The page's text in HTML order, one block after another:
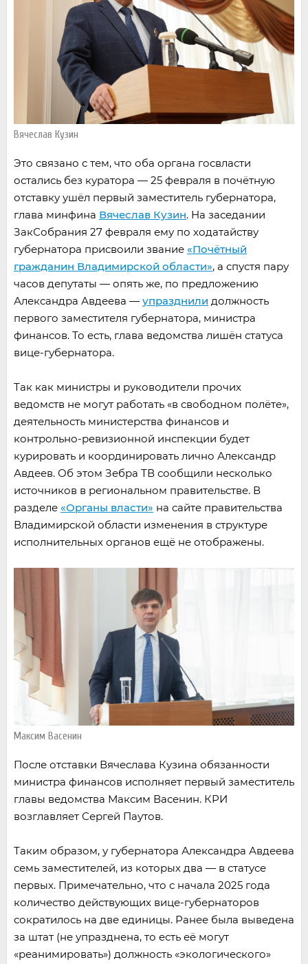
Вячеслав Кузин
Это связано с тем, что оба органа госвласти
остались без куратора — 25 февраля в почётную
отставку ушёл первый заместитель губернатора,
глава минфина Вячеслав Кузин. На заседании
ЗакСобрания 27 февраля ему по ходатайству
губернатора присвоили звание «Почётный
гражданин Владимирской области», а спустя пару
часов депутаты — опять же, по предложению
Александра Авдеева — упразднили должность
первого заместителя губернатора, министра
финансов. То есть, глава ведомства лишён статуса
вице-губернатора.
Так как министры и руководители прочих
ведомств не могут работать «в свободном полёте»,
деятельность министерства финансов и
контрольно-ревизионной инспекции будет
курировать и координировать лично Александр
Авдеев. Об этом Зебра ТВ сообщили несколько
источников в региональном правительстве. В
разделе «Органы власти» на сайте правительства
Владимирской области изменения в структуре
исполнительных органов ещё не отображены.
Максим Васенин
После отставки Вячеслава Кузина обязанности
министра финансов исполняет первый заместитель
главы ведомства Максим Васенин. КРИ
возглавляет Сергей Паутов.
Таким образом, у губернатора Александра Авдеева
семь заместителей, из которых два — в статусе
первых. Примечательно, что с начала 2025 года
количество действующих вице-губернаторов
сократилось на две единицы. Ранее была выведена
за штат (не упразднена, то есть её могут
«реанимировать») должность «экологического»